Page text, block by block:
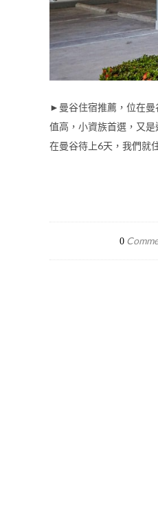
►曼谷住宿推薦，位在曼
值高，小資族首選，又
在曼谷待上6天，我們就
0